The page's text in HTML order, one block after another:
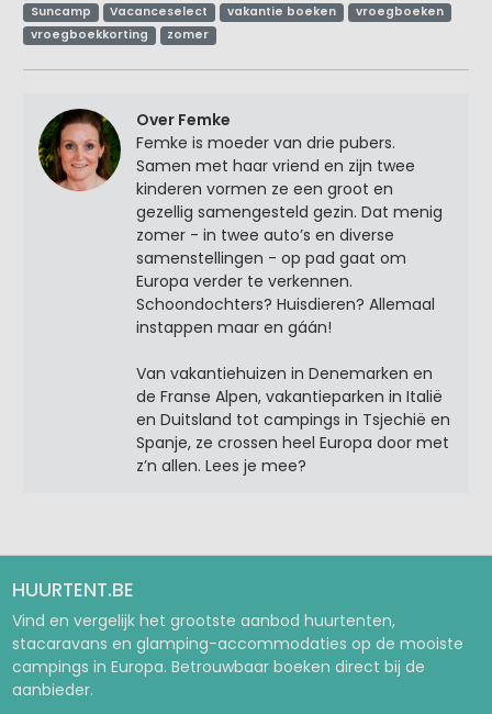
Suncamp
Vacanceselect vakantie boeken
vroegboeken
vroegboekkorting
zomer
Over Femke
Femke is moeder van drie pubers.
Samen met haar vriend en zijn twee
kinderen vormen ze een groot en
gezellig samengesteld gezin. Dat menig
zomer - in twee auto’s en diverse
samenstellingen - op pad gaat om
Europa verder te verkennen.
Schoondochters? Huisdieren? Allemaal
instappen maar en gáán!
Van vakantiehuizen in Denemarken en
de Franse Alpen, vakantieparken in Italië
en Duitsland tot campings in Tsjechië en
Spanje, ze crossen heel Europa door met
z’n allen. Lees je mee?
HUURTENT.BE
Vind en vergelijk het grootste aanbod huurtenten,
stacaravans en glamping-accommodaties op de mooiste
campings in Europa. Betrouwbaar boeken direct bij de
aanbieder.